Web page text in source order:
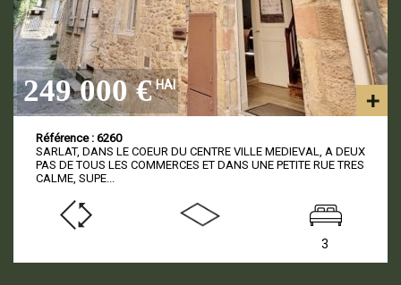
249 000 € HAI
Référence : 6260
SARLAT, DANS LE COEUR DU CENTRE VILLE MEDIEVAL, A DEUX
PAS DE TOUS LES COMMERCES ET DANS UNE PETITE RUE TRES
CALME, SUPE...
3